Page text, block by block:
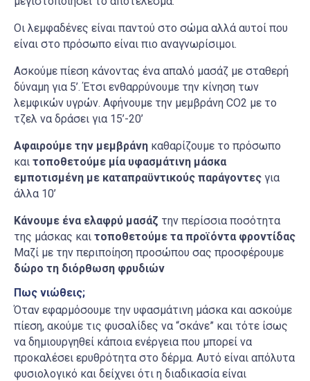
Οι λεμφαδένες είναι παντού στο σώμα αλλά αυτοί που
είναι στο πρόσωπο είναι πιο αναγνωρίσιμοι.
Ασκούμε πίεση κάνοντας ένα απαλό μασάζ με σταθερή
δύναμη για 5’. Έτσι ενθαρρύνουμε την κίνηση των
λεμφικών υγρών. Αφήνουμε την μεμβράνη CO2 με το
τζελ να δράσει για 15’-20’
Αφαιρούμε την μεμβράνη καθαρίζουμε το πρόσωπο
και τοποθετούμε μία υφασμάτινη μάσκα
εμποτισμένη με καταπραϋντικούς παράγοντες για
άλλα 10’
Κάνουμε ένα ελαφρύ μασάζ την περίσσια ποσότητα
της μάσκας και τοποθετούμε τα προϊόντα φροντίδας
Μαζί με την περιποίηση προσώπου σας προσφέρουμε
δώρο τη διόρθωση φρυδιών
Πως νιώθεις;
Όταν εφαρμόσουμε την υφασμάτινη μάσκα και ασκούμε
πίεση, ακούμε τις φυσαλίδες να “σκάνε” και τότε ίσως
να δημιουργηθεί κάποια ενέργεια που μπορεί να
προκαλέσει ερυθρότητα στο δέρμα. Αυτό είναι απόλυτα
φυσιολογικό και δείχνει ότι η διαδικασία είναι